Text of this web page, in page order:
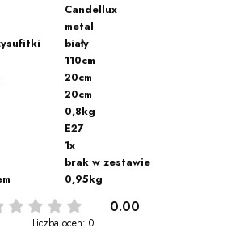
Candellux
metal
biały
110cm
20cm
20cm
0,8kg
E27
1x
brak w zestawie
0,95kg
0.00
Liczba ocen: 0